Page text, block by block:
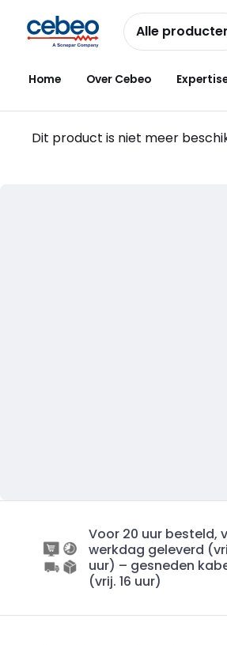
naar
navigatie
naar
inhoud
Alle
Home Over Cebeo
Dit product is niet meer
Voor 20 uur besteld,
werkdag geleverd
uur) – gesneden
(vrij. 16 uur)